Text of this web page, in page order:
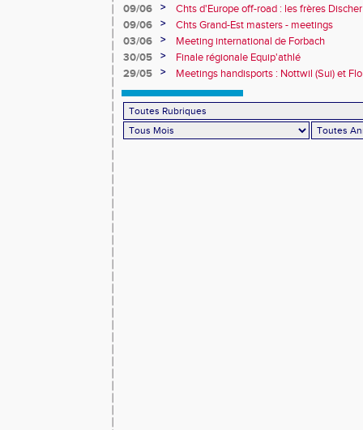
09/06
>
Chts d'Europe off-road : les frères
09/06
>
Chts Grand-Est masters - meetings
03/06
>
Meeting international de Forbach
30/05
>
Finale régionale Equip'athlé
29/05
> Meetings handisports : Nottwil (Sui) et